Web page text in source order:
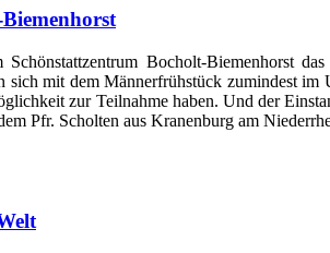
Bocholt-Biemenhorst das
mit dem Männerfrühstück zumindest
zur Teilnahme haben. Und der
Pfr. Scholten aus Kranenburg am